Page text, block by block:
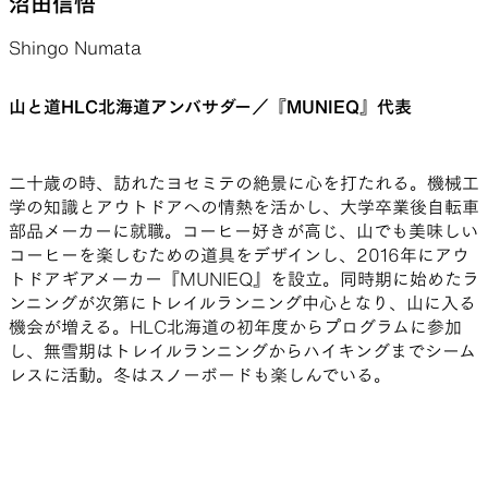
Shingo Numata
山と道HLC北海道アンバサダー／『MUNIEQ』代表
二十歳の時、訪れたヨセミテの絶景に心を打たれる。機械工
学の知識とアウトドアへの情熱を活かし、大学卒業後自転車
部品メーカーに就職。コーヒー好きが高じ、山でも美味しい
コーヒーを楽しむための道具をデザインし、2016年にアウ
トドアギアメーカー『MUNIEQ』を設立。同時期に始めたラ
ンニングが次第にトレイルランニング中心となり、山に入る
機会が増える。HLC北海道の初年度からプログラムに参加
し、無雪期はトレイルランニングからハイキングまでシーム
レスに活動。冬はスノーボードも楽しんでいる。